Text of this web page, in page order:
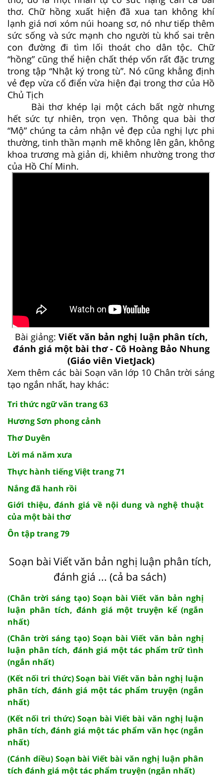
thơ. Chữ hồng xuất hiện đã xua tan không khí
lạnh giá nơi xóm núi hoang sơ, nó như tiếp thêm
sức sống và sức mạnh cho người tù khổ sai trên
con đường đi tìm lối thoát cho dân tộc. Chữ
“hồng” cũng thể hiện chất thép vốn rất đặc trưng
trong tập “Nhật ký trong tù”. Nó cũng khẳng định
vẻ đẹp vừa cổ điển vừa hiện đại trong thơ của Hồ
Chủ Tịch
Bài thơ khép lại một cách bất ngờ nhưng
hết sức tự nhiên, trọn vẹn. Thông qua bài thơ
“Mộ” chúng ta cảm nhận vẻ đẹp của nghị lực phi
thường, tinh thần mạnh mẽ không lên gân, không
khoa trương mà giản dị, khiêm nhường trong thơ
của Hồ Chí Minh.
Bài giảng: Viết văn bản nghị luận phân tích,
đánh giá một bài thơ - Cô Hoàng Bảo Nhung
(Giáo viên VietJack)
Xem thêm các bài Soạn văn lớp 10 Chân trời sáng
tạo ngắn nhất, hay khác:
Tri thức ngữ văn trang 63
Hương Sơn phong cảnh
Thơ Duyên
Lời má năm xưa
Thực hành tiếng Việt trang 71
Nắng đã hanh rồi
Giới thiệu, đánh giá về nội dung và nghệ thuật
của một bài thơ
Ôn tập trang 79
Soạn bài Viết văn bản nghị luận phân tích,
đánh giá ... (cả ba sách)
(Chân trời sáng tạo) Soạn bài Viết văn bản nghị
luận phân tích, đánh giá một truyện kể (ngắn
nhất)
(Chân trời sáng tạo) Soạn bài Viết văn bản nghị
luận phân tích, đánh giá một tác phẩm trữ tình
(ngắn nhất)
(Kết nối tri thức) Soạn bài Viết văn bản nghị luận
phân tích, đánh giá một tác phẩm truyện (ngắn
nhất)
(Kết nối tri thức) Soạn bài Viết bài văn nghị luận
phân tích, đánh giá một tác phẩm văn học (ngắn
nhất)
(Cánh diều) Soạn bài Viết bài văn nghị luận phân
tích đánh giá một tác phẩm truyện (ngắn nhất)